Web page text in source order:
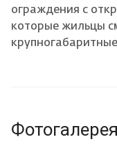
ограждения с
которые жильцы
Фотогалерея